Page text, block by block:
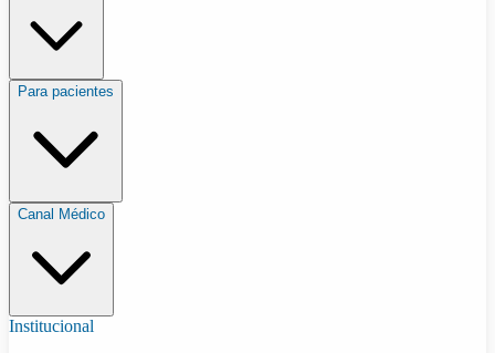
Para pacientes
Canal Médico
Institucional